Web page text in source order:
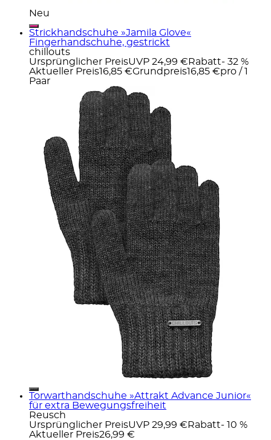
Neu
Strickhandschuhe »Jamila Glove«
Fingerhandschuhe, gestrickt
chillouts
Ursprünglicher PreisUVP 24,99 € Rabatt- 32 %
Aktueller Preis16,85 €Grundpreis16,85 €pro / 1
Paar
Torwarthandschuhe »Attrakt Advance Junior«
für extra Bewegungsfreiheit
Reusch
Ursprünglicher PreisUVP 29,99 € Rabatt- 10 %
Aktueller Preis26,99 €